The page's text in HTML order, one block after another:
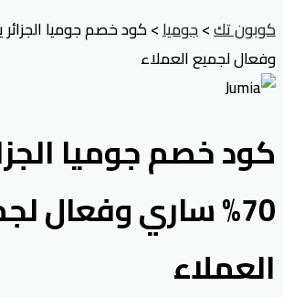
كوبون تك>جوميا>
وفعال لجميع العملاء
كود خصم جوميا
70% ساري وفعال
العملاء